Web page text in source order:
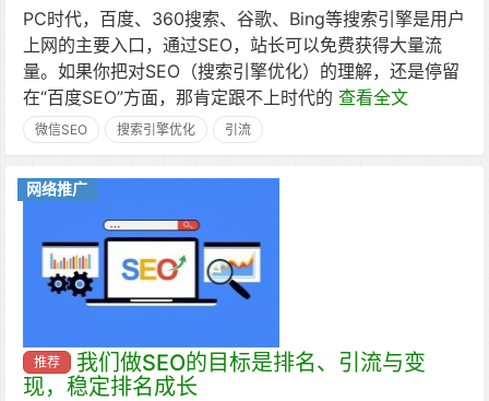
PC时代，百度、360搜索、谷歌、Bing等搜索引擎是用户
上网的主要入口，通过SEO，站长可以免费获得大量流
量。如果你把对SEO（搜索引擎优化）的理解，还是停留
在“百度SEO”方面，那肯定跟不上时代的 查看全文
微信SEO 搜索引擎优化 引流
网络推广
推荐
我们做SEO的目标是排名、引流与变
现，稳定排名成长